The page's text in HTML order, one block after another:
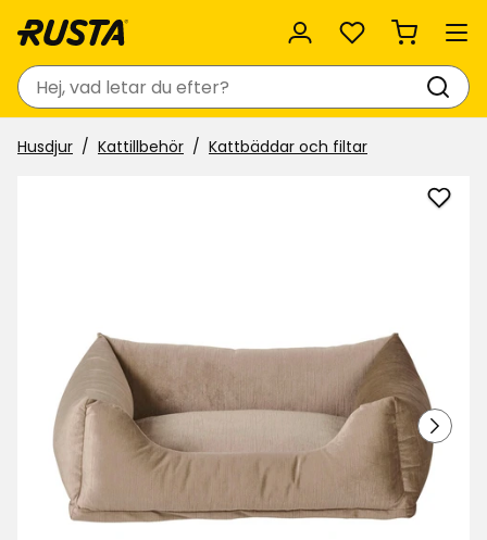
Favoriter
Sök
Husdjur Kattillbehör Kattbäddar och filtar
Lägg